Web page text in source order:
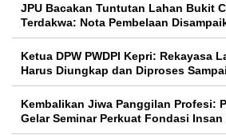
JPU Bacakan Tuntutan Lahan Bukit
Terdakwa: Nota Pembelaan
Ketua DPW PWDPI Kepri: Rekayasa
Harus Diungkap dan Diproses
Kembalikan Jiwa Panggilan Profesi:
Gelar Seminar Perkuat Fondasi Insan